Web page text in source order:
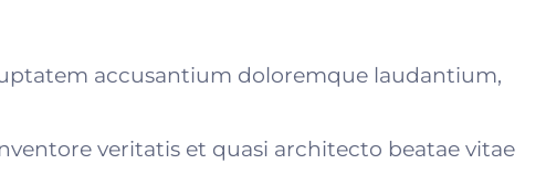
accusantium doloremque laudantium,
veritatis et quasi architecto beatae vitae